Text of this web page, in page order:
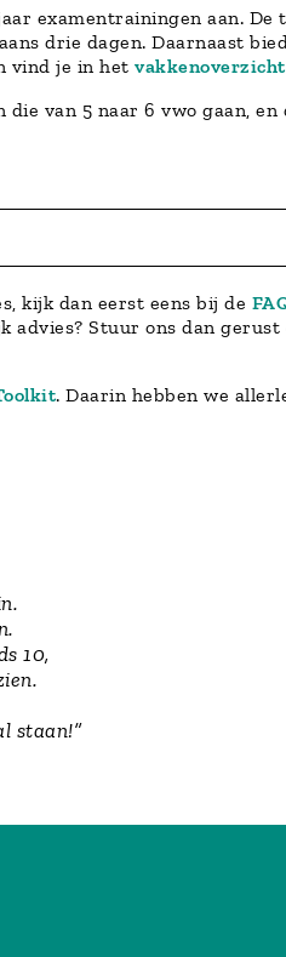
examentrainingen aan.
drie dagen. Daarnaast
vind je in het vakkenoverzicht
van 5 naar 6 vwo gaan, en
kijk dan eerst eens bij de
advies? Stuur ons dan gerust
. Daarin hebben we
10,
staan!”